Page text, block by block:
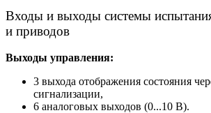
Входы и выходы системы
и приводов
Выходы управления:
3 выхода отображения состояния
сигнализации,
6 аналоговых выходов (0...10 В).